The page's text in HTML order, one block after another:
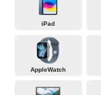
iPad
AppleWatch